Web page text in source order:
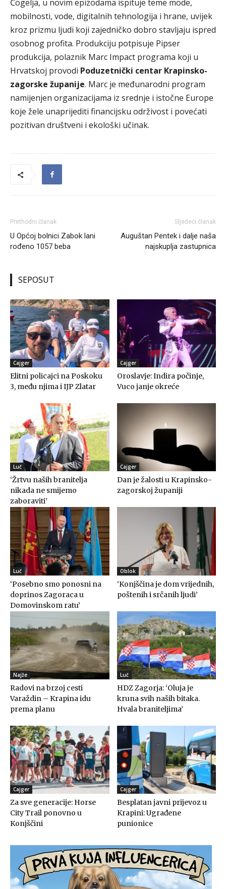
Čogelja, u novim epizodama ispituje teme mode,
mobilnosti, vode, digitalnih tehnologija i hrane, uvijek
kroz prizmu ljudi koji zajedničko dobro stavljaju ispred
osobnog profita. Produkciju potpisuje Pipser
produkcija, polaznik Marc Impact programa koji u
Hrvatskoj provodi Poduzetnički centar Krapinsko-
zagorske županije. Marc je međunarodni program
namijenjen organizacijama iz srednje i istočne Europe
koje žele unaprijediti financijsku održivost i povećati
pozitivan društveni i ekološki učinak.
Prethodni članak
U Općoj bolnici Zabok lani
rođeno 1057 beba
Sljedeći članak
Auguštan Pentek i dalje naša
najskuplja zastupnica
SEPOSUT
Cajger
Elitni policajci na Poskoku
3, među njima i IJP Zlatar
Cajger
Oroslavje: Indira počinje,
Vuco janje okreće
Luč
‘Žrtvu naših branitelja
nikada ne smijemo
zaboraviti’
Cajger
Dan je žalosti u Krapinsko-
zagorskoj županiji
Luč
‘Posebno smo ponosni na
doprinos Zagoraca u
Domovinskom ratu’
Oblok
‘Konjščina je dom vrijednih,
poštenih i srčanih ljudi’
Najže
Radovi na brzoj cesti
Varaždin – Krapina idu
prema planu
Luč
HDZ Zagorja: ‘Oluja je
kruna svih naših bitaka.
Hvala braniteljima’
Cajger
Za sve generacije: Horse
City Trail ponovno u
Konjščini
Cajger
Besplatan javni prijevoz u
Krapini: Ugrađene
punionice